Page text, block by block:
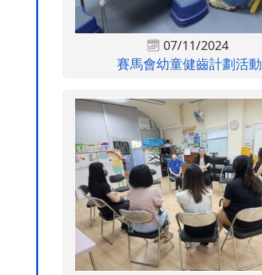
07/11/2024
賽馬會幼童健齒計劃活動